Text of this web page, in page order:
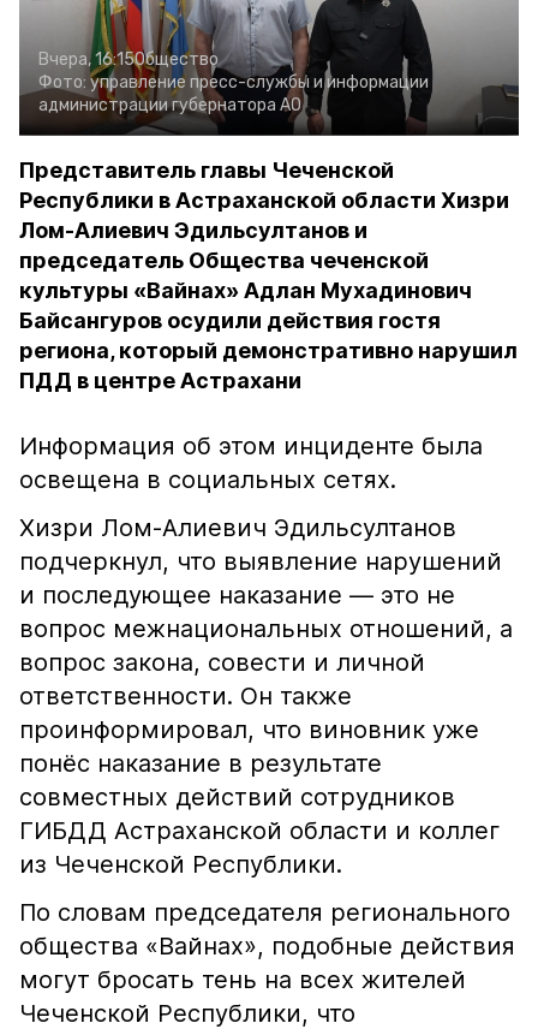
Вчера, 16:15Общество
Фото: управление пресс-службы и информации
администрации губернатора АО
Представитель главы Чеченской
Республики в Астраханской области Хизри
Лом-Алиевич Эдильсултанов и
председатель Общества чеченской
культуры «Вайнах» Адлан Мухадинович
Байсангуров осудили действия гостя
региона, который демонстративно нарушил
ПДД в центре Астрахани
Информация об этом инциденте была
освещена в социальных сетях.
Хизри Лом-Алиевич Эдильсултанов
подчеркнул, что выявление нарушений
и последующее наказание — это не
вопрос межнациональных отношений, а
вопрос закона, совести и личной
ответственности. Он также
проинформировал, что виновник уже
понёс наказание в результате
совместных действий сотрудников
ГИБДД Астраханской области и коллег
из Чеченской Республики.
По словам председателя регионального
общества «Вайнах», подобные действия
могут бросать тень на всех жителей
Чеченской Республики, что